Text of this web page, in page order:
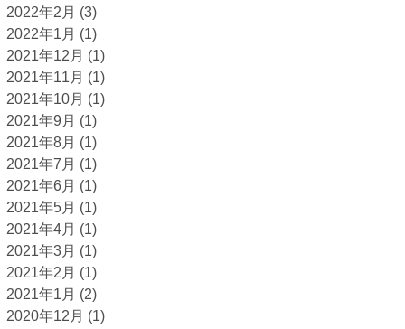
2022年2月 (3)
2022年1月 (1)
2021年12月 (1)
2021年11月 (1)
2021年10月 (1)
2021年9月 (1)
2021年8月 (1)
2021年7月 (1)
2021年6月 (1)
2021年5月 (1)
2021年4月 (1)
2021年3月 (1)
2021年2月 (1)
2021年1月 (2)
2020年12月 (1)